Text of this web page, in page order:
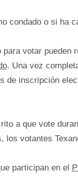
condado o si ha
votar pueden
. Una vez
inscripción
a que vote
votantes
participan en el